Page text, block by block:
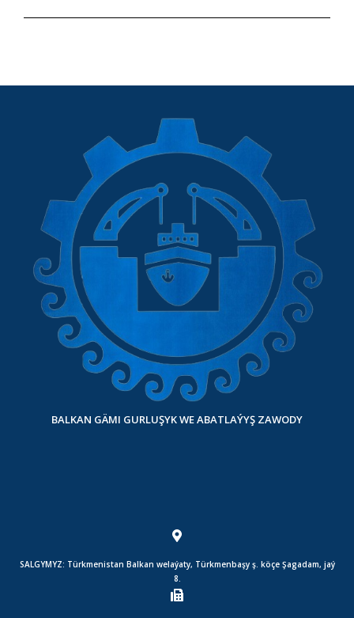
BALKAN GÄMI GURLUŞYK WE ABATLAÝYŞ ZAWODY
SALGYMYZ: Türkmenistan Balkan welaýaty, Türkmenbaşy ş. köçe Şagadam, jaý
8.